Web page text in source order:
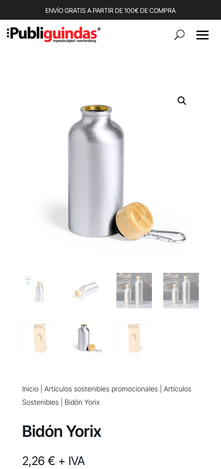
ENVÍO GRATIS A PARTIR DE 100€ DE COMPRA
Inicio| Artículos sostenibles promocionales| Artículos
Sostenibles| Bidón Yorix
Bidón Yorix
2,26 € + IVA